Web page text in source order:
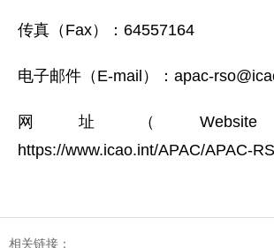
传真（Fax）：64557164
电子邮件（E-mail）：apac-
网址（
https://www.icao.int/APAC/APAC-
相关链接：